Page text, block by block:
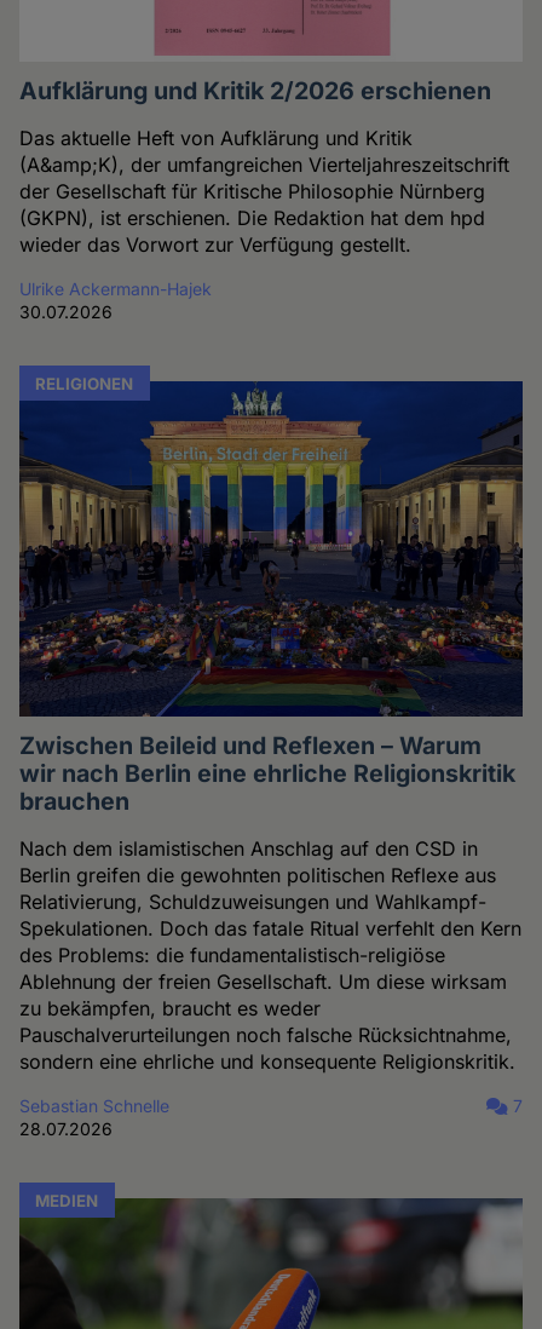
Aufklärung und Kritik 2/2026 erschienen
Das aktuelle Heft von Aufklärung und Kritik
(A&amp;K), der umfangreichen Vierteljahreszeitschrift
der Gesellschaft für Kritische Philosophie Nürnberg
(GKPN), ist erschienen. Die Redaktion hat dem hpd
wieder das Vorwort zur Verfügung gestellt.
Ulrike Ackermann-Hajek
30.07.2026
RELIGIONEN
Zwischen Beileid und Reflexen – Warum
wir nach Berlin eine ehrliche Religionskritik
brauchen
Nach dem islamistischen Anschlag auf den CSD in
Berlin greifen die gewohnten politischen Reflexe aus
Relativierung, Schuldzuweisungen und Wahlkampf-
Spekulationen. Doch das fatale Ritual verfehlt den Kern
des Problems: die fundamentalistisch-religiöse
Ablehnung der freien Gesellschaft. Um diese wirksam
zu bekämpfen, braucht es weder
Pauschalverurteilungen noch falsche Rücksichtnahme,
sondern eine ehrliche und konsequente Religionskritik.
Sebastian Schnelle
28.07.2026
7
MEDIEN